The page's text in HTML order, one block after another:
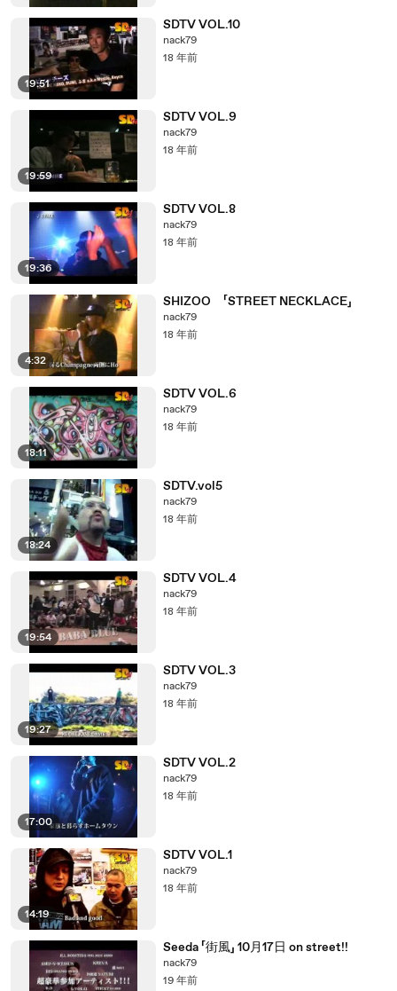
19:51
SDTV VOL.10
nack79
18 年前
19:59
SDTV VOL.9
nack79
18 年前
19:36
SDTV VOL.8
nack79
18 年前
4:32
SHIZOO 「STREET NECKLACE」
nack79
18 年前
18:11
SDTV VOL.6
nack79
18 年前
18:24
SDTV.vol5
nack79
18 年前
19:54
SDTV VOL.4
nack79
18 年前
19:27
SDTV VOL.3
nack79
18 年前
17:00
SDTV VOL.2
nack79
18 年前
14:19
SDTV VOL.1
nack79
18 年前
Seeda 「街風」 10月17日 on street!!
nack79
19 年前